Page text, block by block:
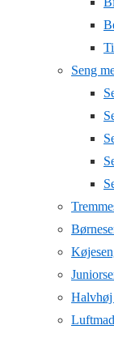
Seng
Halvhøj